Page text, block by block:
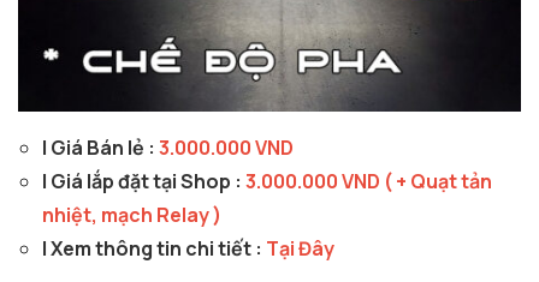
| Giá Bán lẻ : 3.000.000 VND
| Giá lắp đặt tại Shop : 3.000.000 VND ( + Quạt tản
nhiệt, mạch Relay )
| Xem thông tin chi tiết : Tại Đây